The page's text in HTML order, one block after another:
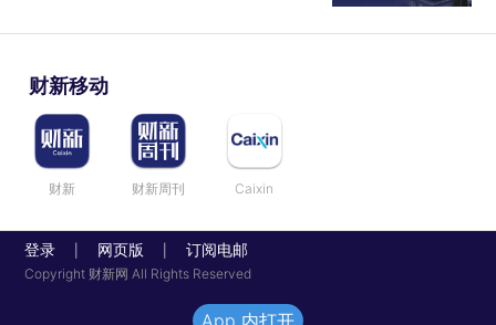
财新移动
财新 财新周刊 Caixin
登录 网页版 订阅电邮
Copyright 财新网 All Rights Reserved
App 内打开